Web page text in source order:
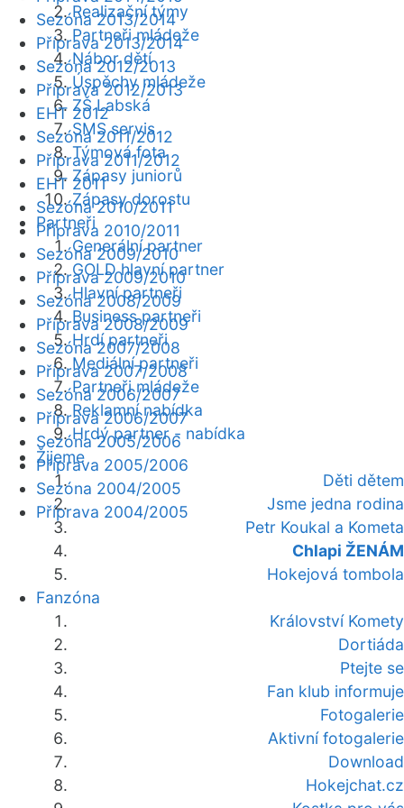
Realizační týmy
Partneři mládeže
Nábor dětí
Úspěchy mládeže
ZŠ Labská
SMS servis
Týmová fota
Zápasy juniorů
Zápasy dorostu
Partneři
Generální partner
GOLD hlavní partner
Hlavní partneři
Business partneři
Hrdí partneři
Mediální partneři
Partneři mládeže
Reklamní nabídka
Hrdý partner - nabídka
Žijeme
Děti dětem
Jsme jedna rodina
Petr Koukal a Kometa
Chlapi ŽENÁM
Hokejová tombola
Fanzóna
Království Komety
Dortiáda
Ptejte se
Fan klub informuje
Fotogalerie
Aktivní fotogalerie
Download
Hokejchat.cz
Sezóna 2013/2014
Příprava 2013/2014
Sezóna 2012/2013
Příprava 2012/2013
EHT 2012
Sezóna 2011/2012
Příprava 2011/2012
EHT 2011
Sezóna 2010/2011
Příprava 2010/2011
Sezóna 2009/2010
Příprava 2009/2010
Sezóna 2008/2009
Příprava 2008/2009
Sezóna 2007/2008
Příprava 2007/2008
Sezóna 2006/2007
Příprava 2006/2007
Sezóna 2005/2006
Příprava 2005/2006
Sezóna 2004/2005
Příprava 2004/2005